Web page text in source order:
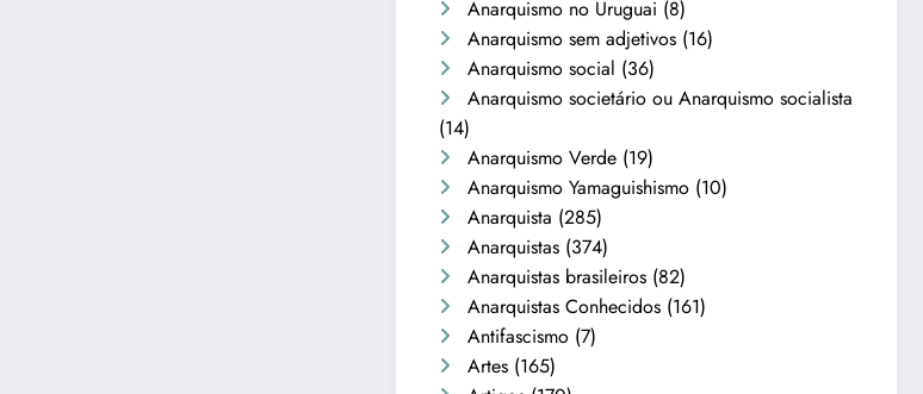
Anarquismo no Uruguai (8)
Anarquismo sem adjetivos (16)
Anarquismo social (36)
Anarquismo societário ou Anarquismo socialista
(14)
Anarquismo Verde (19)
Anarquismo Yamaguishismo (10)
Anarquista (285)
Anarquistas (374)
Anarquistas brasileiros (82)
Anarquistas Conhecidos (161)
Antifascismo (7)
Artes (165)